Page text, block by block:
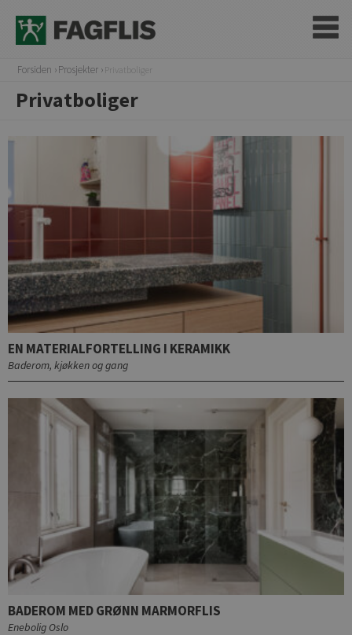
Forsiden Prosjekter Privatboliger
Privatboliger
EN MATERIALFORTELLING I KERAMIKK
Baderom, kjøkken og gang
BADEROM MED GRØNN MARMORFLIS
Enebolig Oslo